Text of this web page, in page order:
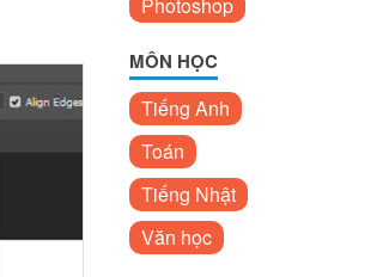
MÔN HỌC
Tiếng Anh
Toán
Tiếng Nhật
Văn học